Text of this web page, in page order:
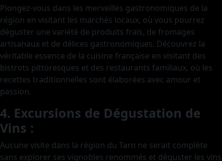
Plongez-vous dans les merveilles gastronomiques de la
région en visitant les marchés locaux, où vous pourrez
déguster une variété de produits frais, de fromages
artisanaux et de délices gastronomiques. Découvrez la
véritable essence de la cuisine française en visitant des
bistrots pittoresques et des restaurants familiaux, où les
recettes traditionnelles sont élaborées avec amour et
passion.
4. Excursions de Dégustation de
Vins :
Aucune visite dans la région du Tarn ne serait complète
sans explorer ses vignobles renommés et déguster les vins